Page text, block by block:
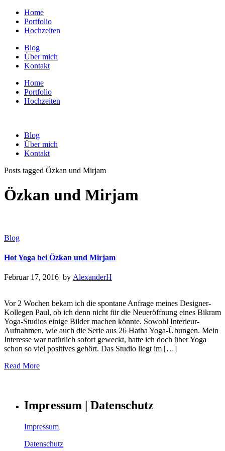
Home
Portfolio
Hochzeiten
Blog
Über mich
Kontakt
Home
Portfolio
Hochzeiten
Blog
Über mich
Kontakt
Posts tagged Özkan und Mirjam
Özkan und Mirjam
Blog
Hot Yoga bei Özkan und Mirjam
Februar 17, 2016 by AlexanderH
Vor 2 Wochen bekam ich die spontane Anfrage meines Designer-
Kollegen Paul, ob ich denn nicht für die Neueröffnung eines Bikram
Yoga-Studios einige Bilder machen könnte. Sowohl Interieur-
Aufnahmen, wie auch die Serie aus 26 Hatha Yoga-Übungen. Mein
Interesse war natürlich sofort geweckt, hatte ich doch über Yoga
schon so viel positives gehört. Das Studio liegt im […]
Read More
Impressum | Datenschutz
Impressum
Datenschutz